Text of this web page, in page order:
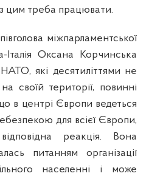
з цим треба працювати.
міжпарламентської
Оксана Корчинська
які десятиліттями не
своїй території, повинні
в центрі Європи ведеться
для всієї Європи,
реакція. Вона
питанням організації
населенні і може